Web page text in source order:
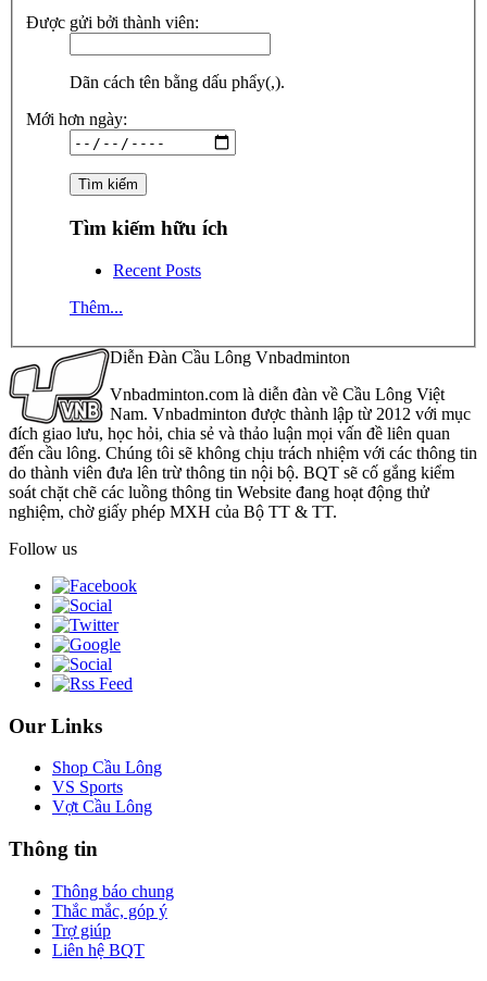
Được gửi bởi thành viên:
Dãn cách tên bằng dấu phẩy(,).
Mới hơn ngày:
Tìm kiếm hữu ích
Recent Posts
Thêm...
Diễn Đàn Cầu Lông Vnbadminton
Vnbadminton.com là diễn đàn về Cầu Lông Việt
Nam. Vnbadminton được thành lập từ 2012 với mục
đích giao lưu, học hỏi, chia sẻ và thảo luận mọi vấn đề liên quan
đến cầu lông. Chúng tôi sẽ không chịu trách nhiệm với các thông tin
do thành viên đưa lên trừ thông tin nội bộ. BQT sẽ cố gắng kiểm
soát chặt chẽ các luồng thông tin Website đang hoạt động thử
nghiệm, chờ giấy phép MXH của Bộ TT & TT.
Follow us
Our Links
Shop Cầu Lông
VS Sports
Vợt Cầu Lông
Thông tin
Thông báo chung
Thắc mắc, góp ý
Trợ giúp
Liên hệ BQT